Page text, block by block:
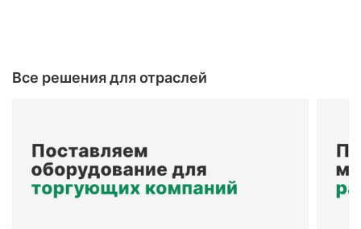
Все решения для отраслей